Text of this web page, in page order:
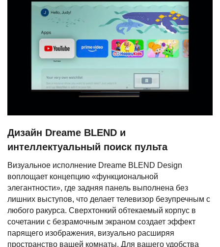
Дизайн Dreame BLEND и
интеллектуальный поиск пульта
Визуальное исполнение Dreame BLEND Design
воплощает концепцию «функциональной
элегантности», где задняя панель выполнена без
лишних выступов, что делает телевизор безупречным с
любого ракурса. Сверхтонкий обтекаемый корпус в
сочетании с безрамочным экраном создает эффект
парящего изображения, визуально расширяя
пространство вашей комнаты. Для вашего удобства